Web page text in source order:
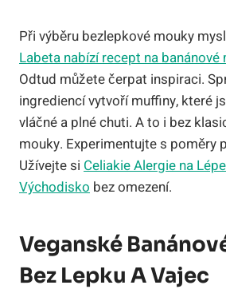
Při výběru bezlepkové mouky
Labeta nabízí recept na
Odtud můžete čerpat inspiraci.
ingrediencí vytvoří muffiny, které
vláčné a plné chuti. A to i bez
mouky. Experimentujte s poměry
Užívejte si Celiakie Alergie na
Východisko bez omezení.
Veganské
Bez Lepku A Vajec